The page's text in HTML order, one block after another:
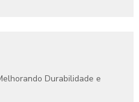
Durabilidade e